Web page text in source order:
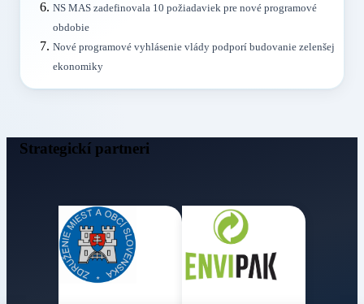
NS MAS zadefinovala 10 požiadaviek pre nové programové
obdobie
Nové programové vyhlásenie vlády podporí budovanie zelenšej
ekonomiky
Strategickí partneri